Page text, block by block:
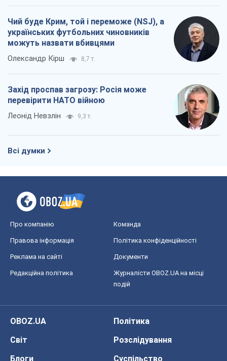
Чий буде Крим, той і переможе (NSJ), а
українських футбольних чиновників
можуть назвати вбивцями
Олександр Кірш 8,7 т.
Захід проспав загрозу: Росія може
перевірити НАТО війною
Леонід Невзлін 9,3 т.
Всі думки
Про компанію Команда
Правова інформація Політика конфіденційності
Реклама на сайті Документи
Редакційна політика
Журналісти OBOZ.UA на місці
подій
OBOZ.UA
Політика
Світ
Розслідування
Блоги
Суспільство